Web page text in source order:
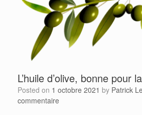
L’huile d’olive, bonne pour
Posted on 1 octobre 2021 by Patrick
commentaire